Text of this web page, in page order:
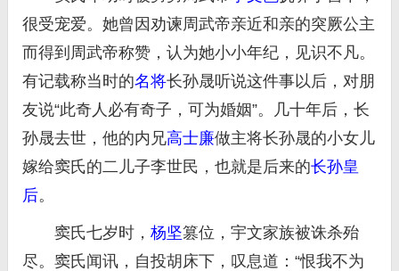
很受宠爱。她曾因劝谏周武帝亲近和亲的突厥公主
而得到周武帝称赞，认为她小小年纪，见识不凡。
有记载称当时的名将长孙晟听说这件事以后，对朋
友说“此奇人必有奇子，可为婚姻”。几十年后，长
孙晟去世，他的内兄高士廉做主将长孙晟的小女儿
嫁给窦氏的二儿子李世民，也就是后来的长孙皇
后。
窦氏七岁时， 杨坚篡位，宇文家族被诛杀殆
尽。窦氏闻讯，自投胡床下，叹息道：“恨我不为